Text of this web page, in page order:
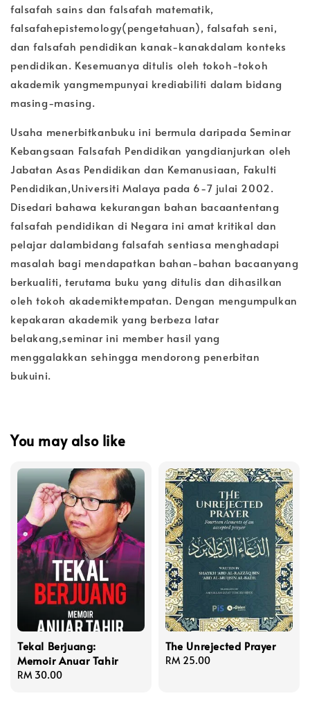
falsafah sains dan falsafah matematik,
falsafahepistemology(pengetahuan), falsafah seni,
dan falsafah pendidikan kanak-kanakdalam konteks
pendidikan. Kesemuanya ditulis oleh tokoh-tokoh
akademik yangmempunyai krediabiliti dalam bidang
masing-masing.
Usaha menerbitkanbuku ini bermula daripada Seminar
Kebangsaan Falsafah Pendidikan yangdianjurkan oleh
Jabatan Asas Pendidikan dan Kemanusiaan, Fakulti
Pendidikan,Universiti Malaya pada 6-7 julai 2002.
Disedari bahawa kekurangan bahan bacaantentang
falsafah pendidikan di Negara ini amat kritikal dan
pelajar dalambidang falsafah sentiasa menghadapi
masalah bagi mendapatkan bahan-bahan bacaanyang
berkualiti, terutama buku yang ditulis dan dihasilkan
oleh tokoh akademiktempatan. Dengan mengumpulkan
kepakaran akademik yang berbeza latar
belakang,seminar ini member hasil yang
menggalakkan sehingga mendorong penerbitan
bukuini.
You may also like
Tekal Berjuang:
Memoir Anuar Tahir
Regular
RM 30.00
The Unrejected Prayer
Regular
RM 25.00